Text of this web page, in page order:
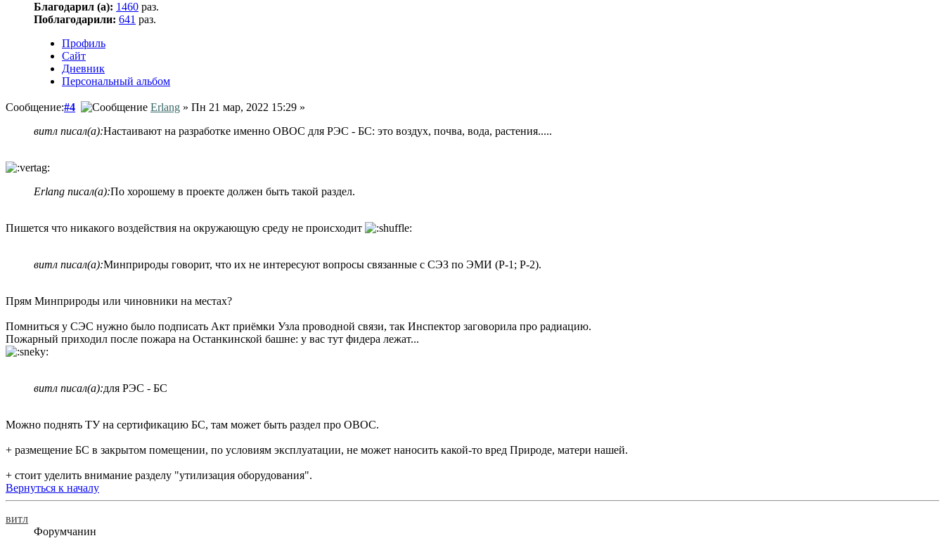
Благодарил (а): 1460 раз.
Поблагодарили: 641 раз.
Профиль
Сайт
Дневник
Персональный альбом
Сообщение:#4 Erlang » Пн 21 мар, 2022 15:29 »
витл писал(а):Настаивают на разработке именно ОВОС для РЭС - БС: это воздух, почва, вода, растения.....
Erlang писал(а):По хорошему в проекте должен быть такой раздел.
Пишется что никакого воздействия на окружающую среду не происходит
витл писал(а):Минприроды говорит, что их не интересуют вопросы связанные с СЭЗ по ЭМИ (Р-1; Р-2).
Прям Минприроды или чиновники на местах?
Помниться у СЭС нужно было подписать Акт приёмки Узла проводной связи, так Инспектор заговорила про радиацию.
Пожарный приходил после пожара на Останкинской башне: у вас тут фидера лежат...
витл писал(а):для РЭС - БС
Можно поднять ТУ на сертификацию БС, там может быть раздел про ОВОС.
+ размещение БС в закрытом помещении, по условиям эксплуатации, не может наносить какой-то вред Природе, матери нашей.
+ стоит уделить внимание разделу "утилизация оборудования".
Вернуться к началу
витл
Форумчанин